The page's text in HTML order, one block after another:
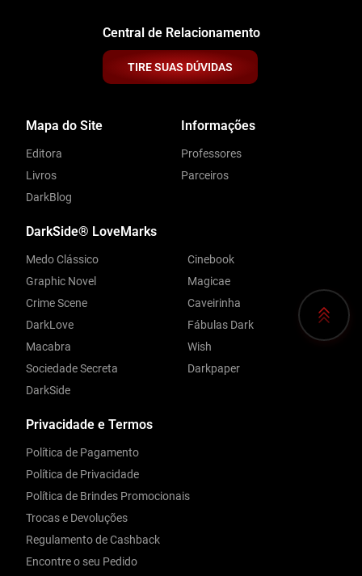
Central de Relacionamento
TIRE SUAS DÚVIDAS
Privacidade e Termos
Política de Pagamento
Política de Privacidade
Política de Brindes Promocionais
Trocas e Devoluções
Regulamento de Cashback
Encontre o seu Pedido
Mapa do Site
Editora
Livros
DarkBlog
Informações
Professores
Parceiros
DarkSide® LoveMarks
Medo Clássico
Graphic Novel
Crime Scene
DarkLove
Macabra
Sociedade Secreta
DarkSide
Cinebook
Magicae
Caveirinha
Fábulas Dark
Wish
Darkpaper